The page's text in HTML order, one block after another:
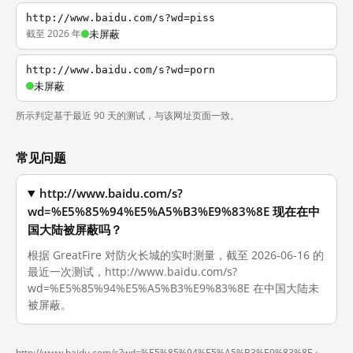
http://www.baidu.com/s?wd=piss
截至 2026 年 未屏蔽
http://www.baidu.com/s?wd=porn
未屏蔽
所示判定基于最近 90 天的测试，与该网址页面一致。
常见问题
http://www.baidu.com/s?
wd=%E5%85%94%E5%A5%B3%E9%83%8E 现在在中
国大陆被屏蔽吗？
根据 GreatFire 对防火长城的实时测量，截至 2026-06-16 的
最近一次测试，http://www.baidu.com/s?
wd=%E5%85%94%E5%A5%B3%E9%83%8E 在中国大陆未
被屏蔽。